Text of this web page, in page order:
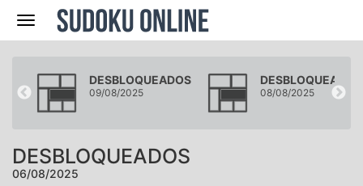
Navegación
DESBLOQUEADOS
09/08/2025
DESBLOQUEADOS
08/08/2025
DESBLOQUEADOS
06/08/2025